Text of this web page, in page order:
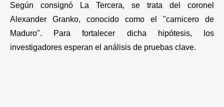
Según consignó La Tercera, se trata del coronel
Alexander Granko, conocido como el "carnicero de
Maduro". Para fortalecer dicha hipótesis, los
investigadores esperan el análisis de pruebas clave.